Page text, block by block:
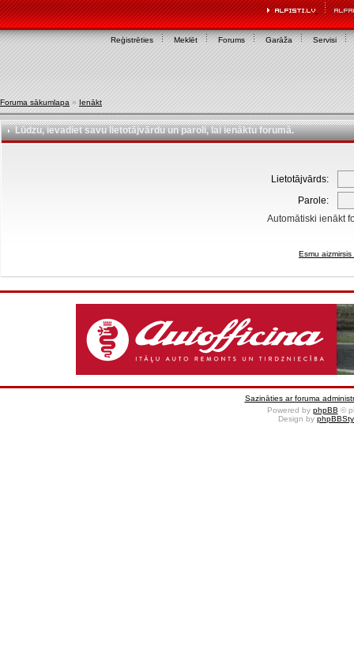
Reģistrēties Meklēt Forums Garāža Servisi
Foruma sākumlapa » Ienākt
Lūdzu, ievadiet savu lietotājvārdu un paroli, lai ienāktu forumā.
Lietotājvārds:
Parole:
Automātiski ienākt
Esmu
Sazināties ar foruma
Powered by phpBB ©
Design by